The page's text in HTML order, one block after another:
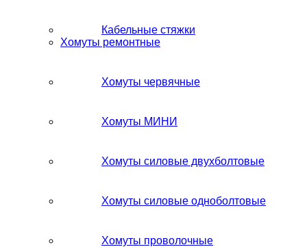
Кабельные стяжки
Хомуты ремонтные
Хомуты червячные
Хомуты МИНИ
Хомуты силовые двухболтовые
Хомуты силовые одноболтовые
Хомуты проволочные